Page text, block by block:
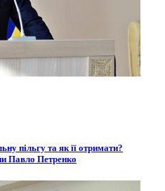
пільгу та як її отримати?
Павло Петренко